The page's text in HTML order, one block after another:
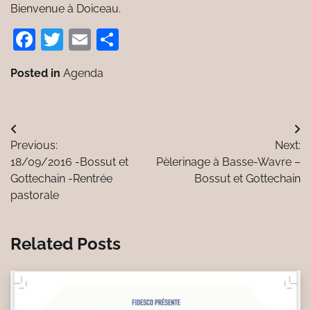
Bienvenue à Doiceau.
Facebook
Twitter
Email
Posted in Agenda
Navigation
de
l’article
Previous:
18/09/2016 -Bossut et
Gottechain -Rentrée
pastorale
Next:
Pèlerinage à Basse-Wavre –
Bossut et Gottechain
Related Posts